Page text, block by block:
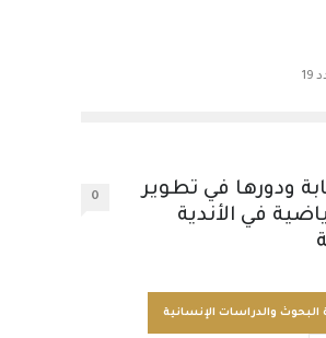
19
ودورها في تطوير
في الأندية
0
البحوث والدراسات الإنسانية